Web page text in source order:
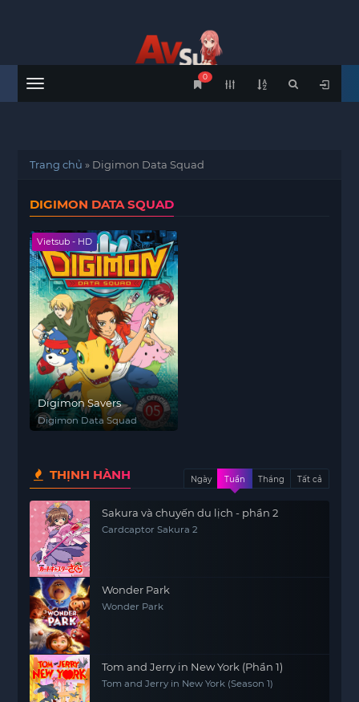
Menu
0
Trang chủ » Digimon Data Squad
DIGIMON DATA SQUAD
Vietsub - HD
Digimon Savers
Digimon Data Squad
THỊNH HÀNH Ngày Tuần Tháng Tất cả
Sakura và chuyến du lịch - phần 2
Cardcaptor Sakura 2
Wonder Park
Wonder Park
Tom and Jerry in New York (Phần 1)
Tom and Jerry in New York (Season 1)